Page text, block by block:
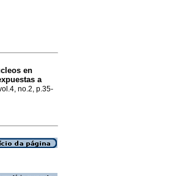
en
a
no.2, p.35-